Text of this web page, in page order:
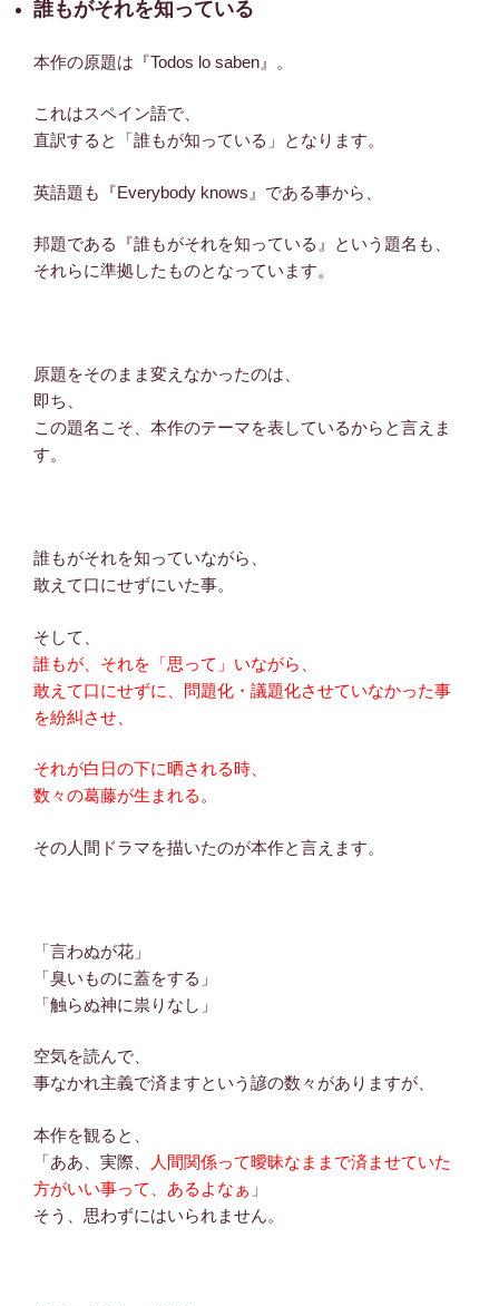
誰もがそれを知っている
本作の原題は『Todos lo saben』。
これはスペイン語で、
直訳すると「誰もが知っている」となります。
英語題も『Everybody knows』である事から、
邦題である『誰もがそれを知っている』という題名も、
それらに準拠したものとなっています。
原題をそのまま変えなかったのは、
即ち、
この題名こそ、本作のテーマを表しているからと言えま
す。
誰もがそれを知っていながら、
敢えて口にせずにいた事。
そして、
誰もが、それを「思って」いながら、
敢えて口にせずに、問題化・議題化させていなかった事
を紛糾させ、
それが白日の下に晒される時、
数々の葛藤が生まれる 。
その人間ドラマを描いたのが本作と言えます。
「言わぬが花」
「臭いものに蓋をする」
「触らぬ神に祟りなし」
空気を読んで、
事なかれ主義で済ますという諺の数々がありますが、
本作を観ると、
「ああ、実際、
人間関係って曖昧なままで済ませていた
方がいい事って、あるよなぁ 」
そう、思わずにはいられません。